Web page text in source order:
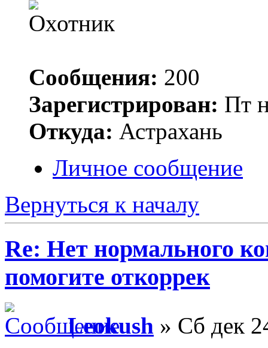
Сообщения: 200
Зарегистрирован: Пт
Откуда: Астрахань
Личное сообщение
Вернуться к началу
Re: Нет нормального
помогите откоррек
Leokush » Сб дек